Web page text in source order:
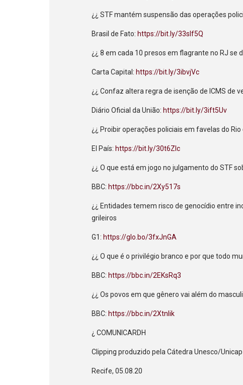
¿¿ STF mantém suspensão das operações
Brasil de Fato: https://bit.ly/33slf5Q
¿¿ 8 em cada 10 presos em flagrante no RJ se
Carta Capital: https://bit.ly/3ibvjVc
¿¿ Confaz altera regra de isenção de ICMS de
Diário Oficial da União: https://bit.ly/3ift5Uv
¿¿ Proibir operações policiais em favelas do
El País: https://bit.ly/30t6ZIc
¿¿ O que está em jogo no julgamento do STF
BBC: https://bbc.in/2Xy517s
¿¿ Entidades temem risco de genocídio entre
grileiros
G1: https://glo.bo/3fxJnGA
¿¿ O que é o privilégio branco e por que todo
BBC: https://bbc.in/2EKsRq3
¿¿ Os povos em que gênero vai além do
BBC: https://bbc.in/2Xtnlik
¿ COMUNICARDH
Clipping produzido pela Cátedra Unesco/
Recife, 05.08.20